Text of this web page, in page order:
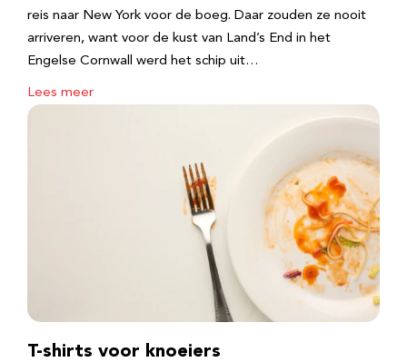
reis naar New York voor de boeg. Daar zouden ze nooit
arriveren, want voor de kust van Land’s End in het
Engelse Cornwall werd het schip uit…
Lees meer
T-shirts voor knoeiers